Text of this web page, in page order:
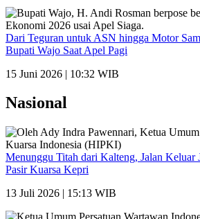
Dari Teguran untuk ASN hingga Motor
Bupati Wajo Saat Apel Pagi
15 Juni 2026 | 10:32 WIB
Nasional
Menunggu Titah dari Kalteng, Jalan Keluar
Pasir Kuarsa Kepri
13 Juli 2026 | 15:13 WIB